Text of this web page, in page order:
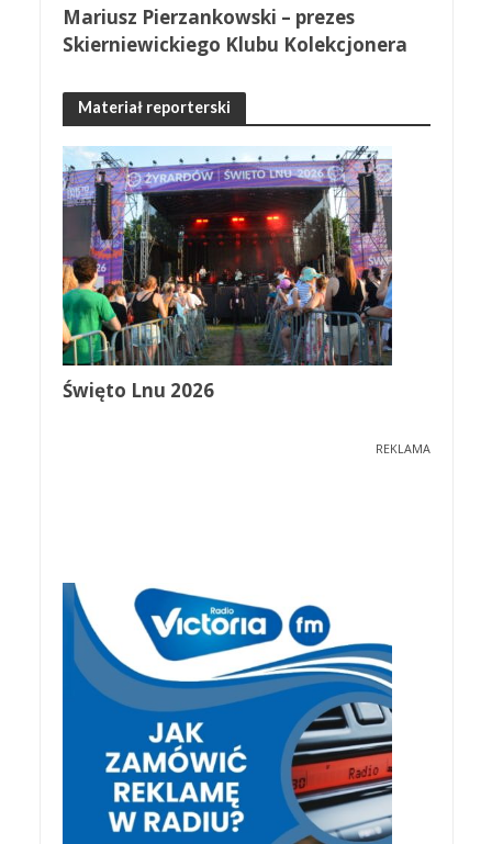
Mariusz Pierzankowski – prezes
Skierniewickiego Klubu Kolekcjonera
Materiał reporterski
Święto Lnu 2026
REKLAMA